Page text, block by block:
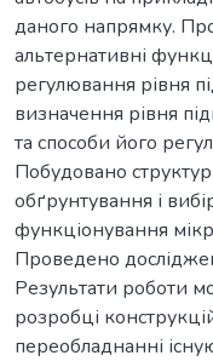
даного напрямку.
альтернативні
регулювання рівня
визначення рівня
та способи його
Побудовано
обґрунтування і
функціонування
Проведено
Результати роботи
розробці
переобладнанні